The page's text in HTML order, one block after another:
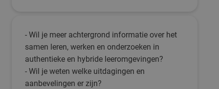
- Wil je meer achtergrond informatie over het
samen leren, werken en onderzoeken in
authentieke en hybride leeromgevingen?
- Wil je weten welke uitdagingen en
aanbevelingen er zijn?